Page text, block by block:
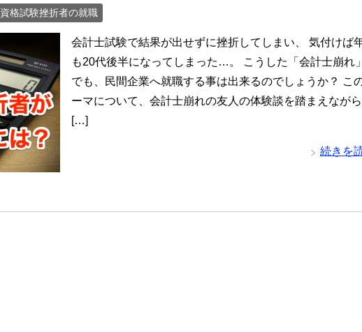
資格試験挫折者の就職
会計士試験で結果が出せずに挫折してしまい、 気付けば
も20代後半になってしまった…。 こうした「会計士崩れ」
でも、民間企業へ就職する事は出来るのでしょうか？ こ
ーマについて、会計士崩れの友人の体験談を踏まえながら
[…]
続きを